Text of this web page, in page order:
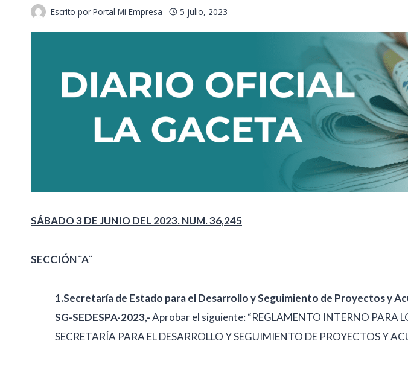
Escrito porPortal Mi Empresa 5 julio, 2023
SÁBADO 3 DE JUNIO DEL 2023. NUM. 36,245
SECCIÓN ¨A¨
1.Secretaría de Estado para el Desarrollo y Seguimiento de Proyectos y
SG-SEDESPA-2023,-Aprobar el siguiente: “REGLAMENTO INTERNO PARA
SECRETARÍA PARA EL DESARROLLO Y SEGUIMIENTO DE PROYECTOS Y